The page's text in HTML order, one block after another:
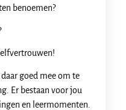
benoemen?
goed mee om te
Er bestaan voor jou
en leermomenten.